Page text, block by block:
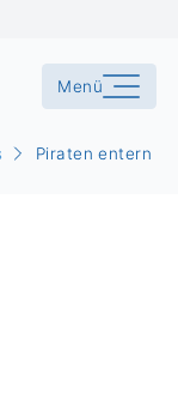
Menü
Piraten entern